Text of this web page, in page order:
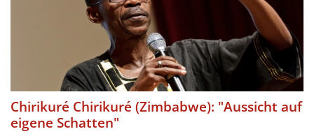
Chirikuré Chirikuré (Zimbabwe): "Aussicht auf
eigene Schatten"